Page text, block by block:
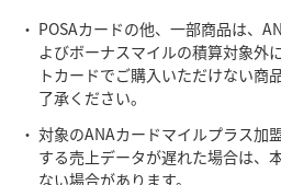
POSAカードの他、一部商品は、
よびボーナスマイルの積算対象外
トカードでご購入いただけない商
了承ください。
対象のANAカードマイルプラス加
する売上データが遅れた場合は、
ない場合があります。